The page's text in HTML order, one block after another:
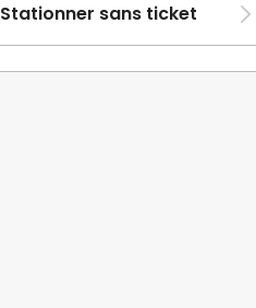
Stationner sans ticket